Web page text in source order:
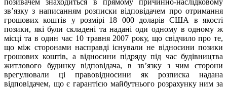
зв’язку з написанням розписки відповідачем про отримання
грошових коштів у розмірі 18 000 доларів США в якості
позики, які були складені та надані оди одному в одному ж
місці та в один час 10 травня 2007 року, що свідчило про те,
що між сторонами насправді існували не відносини позики
грошових коштів, а відносини підряду під час будівництва
житлового будинку відповідача, в зв’язку з чим сторони
врегулювали ці правовідносини як розписка надана
відповідачем, що є гарантією майбутнього розрахунку ним за